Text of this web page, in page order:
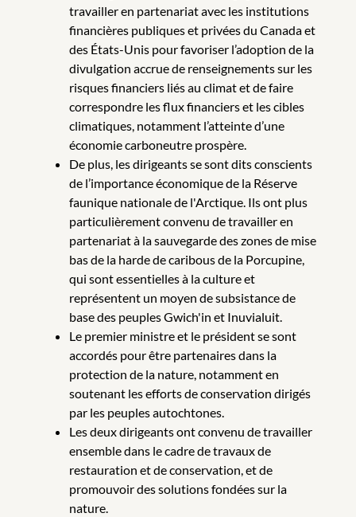
travailler en partenariat avec les institutions
financières publiques et privées du Canada et
des États-Unis pour favoriser l’adoption de la
divulgation accrue de renseignements sur les
risques financiers liés au climat et de faire
correspondre les flux financiers et les cibles
climatiques, notamment l’atteinte d’une
économie carboneutre prospère.
De plus, les dirigeants se sont dits conscients
de l’importance économique de la Réserve
faunique nationale de l'Arctique. Ils ont plus
particulièrement convenu de travailler en
partenariat à la sauvegarde des zones de mise
bas de la harde de caribous de la Porcupine,
qui sont essentielles à la culture et
représentent un moyen de subsistance de
base des peuples Gwich'in et Inuvialuit.
Le premier ministre et le président se sont
accordés pour être partenaires dans la
protection de la nature, notamment en
soutenant les efforts de conservation dirigés
par les peuples autochtones.
Les deux dirigeants ont convenu de travailler
ensemble dans le cadre de travaux de
restauration et de conservation, et de
promouvoir des solutions fondées sur la
nature.